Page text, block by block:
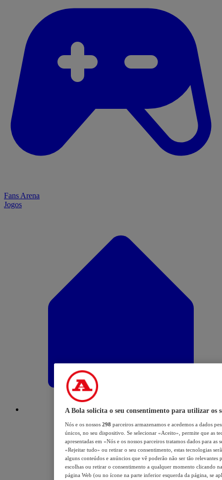
Fans Arena
Jogos
A Bola solicita o seu consentimento para utilizar os
Nós e os nossos 298 parceiros armazenamos e acedemos a dados
únicos, no seu dispositivo. Se selecionar «Aceito», permite que as
apresentadas em «Nós e os nossos parceiros tratamos dados para
«Rejeitar tudo» ou retirar o seu consentimento, estas tecnologias
alguns conteúdos e anúncios que vê poderão não ser tão relevantes
escolhas ou retirar o consentimento a qualquer momento clicando
página Web (ou no ícone na parte inferior esquerda da página, se